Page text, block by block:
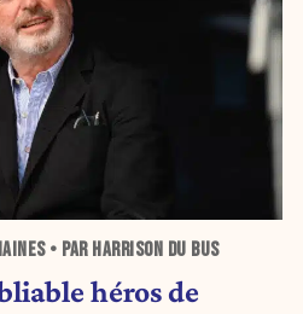
• PAR HARRISON DU BUS
héros de